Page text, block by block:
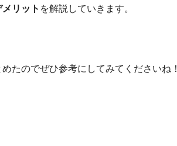
リット を解説していきます。
たのでぜひ参考にしてみてくださいね！